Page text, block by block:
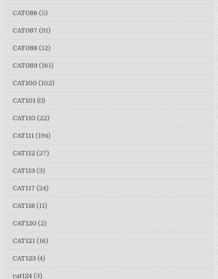
CAT086 (5)
CAT087 (91)
CAT088 (12)
CAT089 (161)
CAT100 (102)
CAT101 (0)
CAT110 (22)
CAT111 (194)
CAT112 (27)
CAT113 (3)
CAT117 (24)
CAT118 (11)
CAT120 (2)
CAT121 (16)
CAT123 (4)
cat124 (3)